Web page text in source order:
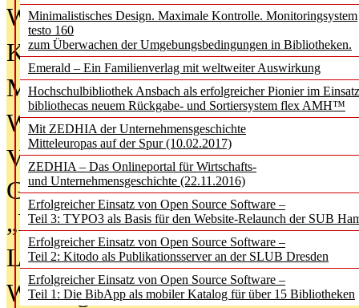
Minimalistisches Design. Maximale Kontrolle. Monitoringsystem
testo 160
zum Überwachen der Umgebungsbedingungen in Bibliotheken.
Emerald – Ein Familienverlag mit weltweiter Auswirkung
Hochschulbibliothek Ansbach als erfolgreicher Pionier im
bibliothecas neuem Rückgabe- und Sortiersystem flex AMH™
Mit ZEDHIA der Unternehmensgeschichte
Mitteleuropas auf der Spur (10.02.2017)
ZEDHIA – Das Onlineportal für Wirtschafts-
und Unternehmensgeschichte (22.11.2016)
Erfolgreicher Einsatz von Open Source Software –
Teil 3: TYPO3 als Basis für den Website-Relaunch der SUB
Erfolgreicher Einsatz von Open Source Software –
Teil 2: Kitodo als Publikationsserver an der SLUB Dresden
Erfolgreicher Einsatz von Open Source Software –
Teil 1: Die BibApp als mobiler Katalog für über 15 Bibliotheken
Was Hochschul­bibliotheken von
Kinder in der digitalen Welt
Metadaten als Infrastruktur
Wenn Bots katalogisieren
Von Abschlusskleidern bis
Geisterjagd-Ausrüstung in der
„Library of Things“ unterwegs
Lesen als Infrastrukturaufgabe
Wie Jugendliche Social Media